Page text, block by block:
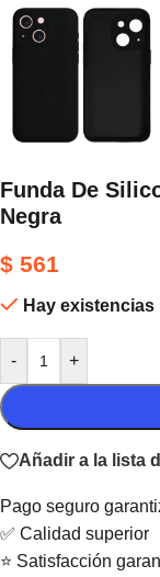
Funda De
Negra
$ 561
Hay existencias
- +
Añadir a la lista
Pago seguro
✅ Calidad superior
⭐ Satisfacción